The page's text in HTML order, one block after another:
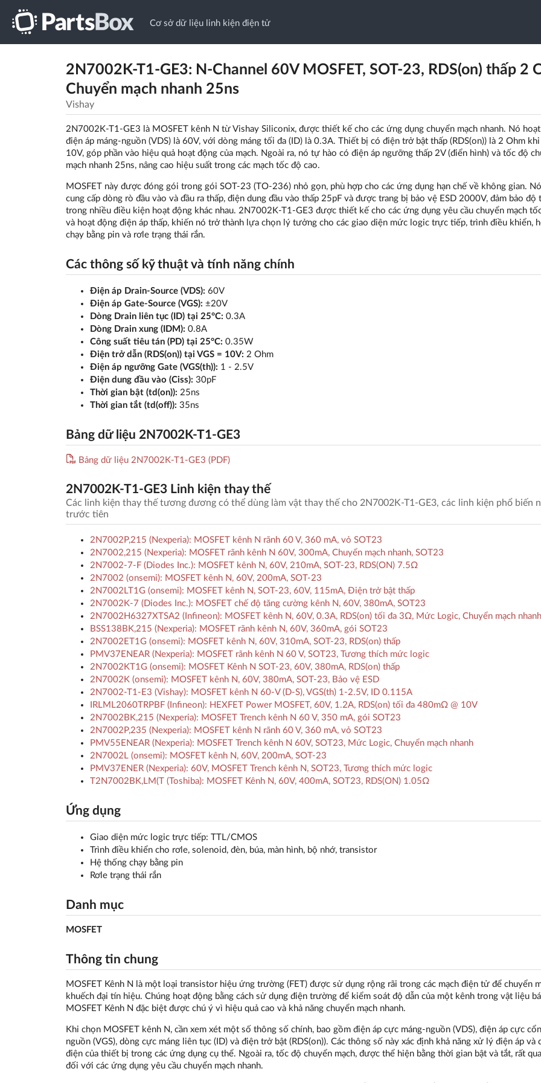
Cơ sở dữ liệu linh kiện điện tử
2N7002K-T1-GE3: N-Channel 60V MOSFET, SOT-23, RDS(on) thấp 2
Chuyển mạch nhanh 25ns
Vishay
2N7002K-T1-GE3 là MOSFET kênh N từ Vishay Siliconix, được thiết kế cho các ứng dụng chuyển mạch nhanh. Nó
điện áp máng-nguồn (VDS) là 60V, với dòng máng tối đa (ID) là 0.3A. Thiết bị có điện trở bật thấp (RDS(on)) là 2 Ohm khi
10V, góp phần vào hiệu quả hoạt động của mạch. Ngoài ra, nó tự hào có điện áp ngưỡng thấp 2V (điển hình) và tốc độ
mạch nhanh 25ns, nâng cao hiệu suất trong các mạch tốc độ cao.
MOSFET này được đóng gói trong gói SOT-23 (TO-236) nhỏ gọn, phù hợp cho các ứng dụng hạn chế về không gian.
cung cấp dòng rò đầu vào và đầu ra thấp, điện dung đầu vào thấp 25pF và được trang bị bảo vệ ESD 2000V, đảm bảo độ
trong nhiều điều kiện hoạt động khác nhau. 2N7002K-T1-GE3 được thiết kế cho các ứng dụng yêu cầu chuyển mạch
và hoạt động điện áp thấp, khiến nó trở thành lựa chọn lý tưởng cho các giao diện mức logic trực tiếp, trình điều khiển,
chạy bằng pin và rơle trạng thái rắn.
Các thông số kỹ thuật và tính năng chính
Điện áp Drain-Source (VDS): 60V
Điện áp Gate-Source (VGS): ±20V
Dòng Drain liên tục (ID) tại 25°C: 0.3A
Dòng Drain xung (IDM): 0.8A
Công suất tiêu tán (PD) tại 25°C: 0.35W
Điện trở dẫn (RDS(on)) tại VGS = 10V: 2 Ohm
Điện áp ngưỡng Gate (VGS(th)): 1 - 2.5V
Điện dung đầu vào (Ciss): 30pF
Thời gian bật (td(on)): 25ns
Thời gian tắt (td(off)): 35ns
Bảng dữ liệu 2N7002K-T1-GE3
Bảng dữ liệu 2N7002K-T1-GE3 (PDF)
2N7002K-T1-GE3 Linh kiện thay thế
Các linh kiện thay thế tương đương có thể dùng làm vật thay thế cho 2N7002K-T1-GE3, các linh kiện phổ biến
trước tiên
2N7002P,215 (Nexperia): MOSFET kênh N rãnh 60 V, 360 mA, vỏ SOT23
2N7002,215 (Nexperia): MOSFET rãnh kênh N 60V, 300mA, Chuyển mạch nhanh, SOT23
2N7002-7-F (Diodes Inc.): MOSFET kênh N, 60V, 210mA, SOT-23, RDS(ON) 7.5Ω
2N7002 (onsemi): MOSFET kênh N, 60V, 200mA, SOT-23
2N7002LT1G (onsemi): MOSFET kênh N, SOT-23, 60V, 115mA, Điện trở bật thấp
2N7002K-7 (Diodes Inc.): MOSFET chế độ tăng cường kênh N, 60V, 380mA, SOT23
2N7002H6327XTSA2 (Infineon): MOSFET kênh N, 60V, 0.3A, RDS(on) tối đa 3Ω, Mức Logic, Chuyển mạch nhanh
BSS138BK,215 (Nexperia): MOSFET rãnh kênh N, 60V, 360mA, gói SOT23
2N7002ET1G (onsemi): MOSFET kênh N, 60V, 310mA, SOT-23, RDS(on) thấp
PMV37ENEAR (Nexperia): MOSFET rãnh kênh N 60 V, SOT23, Tương thích mức logic
2N7002KT1G (onsemi): MOSFET Kênh N SOT-23, 60V, 380mA, RDS(on) thấp
2N7002K (onsemi): MOSFET kênh N, 60V, 380mA, SOT-23, Bảo vệ ESD
2N7002-T1-E3 (Vishay): MOSFET kênh N 60-V (D-S), VGS(th) 1-2.5V, ID 0.115A
IRLML2060TRPBF (Infineon): HEXFET Power MOSFET, 60V, 1.2A, RDS(on) tối đa 480mΩ @ 10V
2N7002BK,215 (Nexperia): MOSFET Trench kênh N 60 V, 350 mA, gói SOT23
2N7002P,235 (Nexperia): MOSFET kênh N rãnh 60 V, 360 mA, vỏ SOT23
PMV55ENEAR (Nexperia): MOSFET Trench kênh N 60V, SOT23, Mức Logic, Chuyển mạch nhanh
2N7002L (onsemi): MOSFET kênh N, 60V, 200mA, SOT-23
PMV37ENER (Nexperia): 60V, MOSFET Trench kênh N, SOT23, Tương thích mức logic
T2N7002BK,LM(T (Toshiba): MOSFET Kênh N, 60V, 400mA, SOT23, RDS(ON) 1.05Ω
Ứng dụng
Giao diện mức logic trực tiếp: TTL/CMOS
Trình điều khiển cho rơle, solenoid, đèn, búa, màn hình, bộ nhớ, transistor
Hệ thống chạy bằng pin
Rơle trạng thái rắn
Danh mục
MOSFET
Thông tin chung
MOSFET Kênh N là một loại transistor hiệu ứng trường (FET) được sử dụng rộng rãi trong các mạch điện tử để chuyển
khuếch đại tín hiệu. Chúng hoạt động bằng cách sử dụng điện trường để kiểm soát độ dẫn của một kênh trong vật liệu
MOSFET Kênh N đặc biệt được chú ý vì hiệu quả cao và khả năng chuyển mạch nhanh.
Khi chọn MOSFET kênh N, cần xem xét một số thông số chính, bao gồm điện áp cực máng-nguồn (VDS), điện áp cực
nguồn (VGS), dòng cực máng liên tục (ID) và điện trở bật (RDS(on)). Các thông số này xác định khả năng xử lý điện áp và
điện của thiết bị trong các ứng dụng cụ thể. Ngoài ra, tốc độ chuyển mạch, được thể hiện bằng thời gian bật và tắt, rất
đối với các ứng dụng yêu cầu chuyển mạch nhanh.